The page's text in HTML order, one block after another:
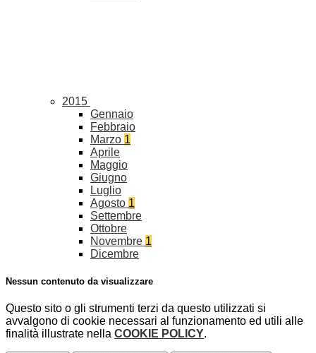
2015
Gennaio
Febbraio
Marzo 1
Aprile
Maggio
Giugno
Luglio
Agosto 1
Settembre
Ottobre
Novembre 1
Dicembre
Nessun contenuto da visualizzare
Questo sito o gli strumenti terzi da questo utilizzati si
avvalgono di cookie necessari al funzionamento ed utili alle
finalità illustrate nella COOKIE POLICY.